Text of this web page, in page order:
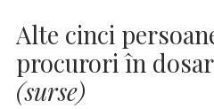
Alte cinci
procurori în
(surse)